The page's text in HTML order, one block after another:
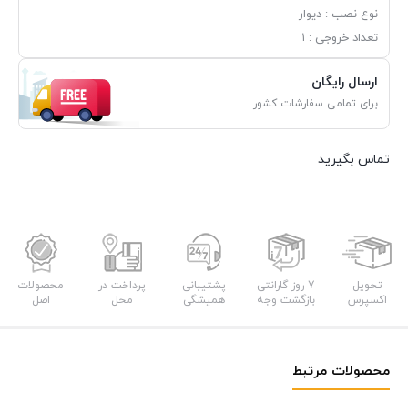
نوع نصب : دیوار
تعداد خروجی : ۱
ارسال رایگان
برای تمامی سفارشات کشور
تماس بگیرید
تحویل
اکسپرس
7 روز گارانتی
بازگشت وجه
پشتیبانی
همیشگی
پرداخت در
محل
محصولات
اصل
محصولات مرتبط